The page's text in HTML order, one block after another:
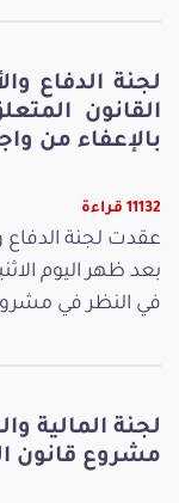
لجنة الدفاع
القانون
بالإعفاء من
11132 قراءة
عقدت لجنة الدفاع
في النظر في مشروع
لجنة المالية
مشروع قانون